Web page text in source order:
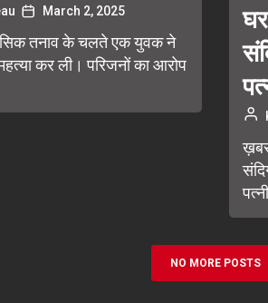
March 2, 2025
तनाव के चलते एक युवक ने
कर ली। परिजनों का आरोप
NO MORE POSTS